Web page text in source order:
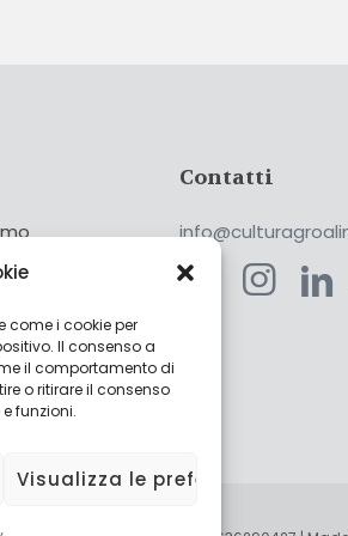
come i cookie per
Il consenso a
il comportamento di
o ritirare il consenso
funzioni.
Visualizza le preferenze
Cerca
Contatti